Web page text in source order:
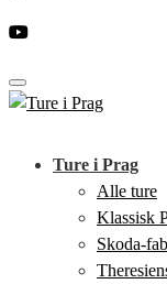
Toggle navigation
Ture i Prag
Alle ture
Klassisk
Skoda-